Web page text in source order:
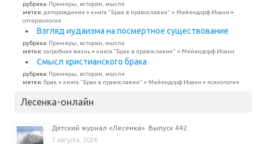
рубрика: Примеры, истории, мысли
метки: деторождение> книга "Брак в православии" > Мейендорф Иоанн >
сотереология
Взгляд иудаизма на посмертное существование
рубрика: Примеры, истории, мысли
метки:загробная жизнь> книга "Брак в православии" > Мейендорф Иоанн
Смысл христианского брака
рубрика: Примеры, истории, мысли
метки: брак > книга "Брак в православии" > Мейендорф Иоанн > психология
Лесенка-онлайн
Детский журнал «Лесенка». Выпуск 442.
7 августа, 2026